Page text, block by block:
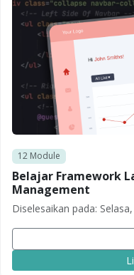
12Module
Belajar Framework
Management
Diselesaikan pada: